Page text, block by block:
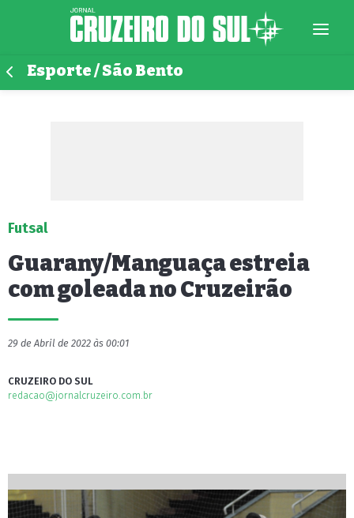
Esporte / São Bento
Futsal
Guarany/Manguaça estreia
com goleada no Cruzeirão
29 de Abril de 2022 às 00:01
CRUZEIRO DO SUL
redacao@jornalcruzeiro.com.br